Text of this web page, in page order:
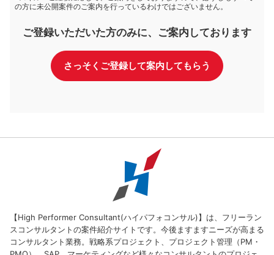
の方に未公開案件のご案内を行っているわけではございません。
ご登録いただいた方のみに、ご案内しております
さっそくご登録して案内してもらう
【High Performer Consultant(ハイパフォコンサル)】は、フリーラン
スコンサルタントの案件紹介サイトです。今後ますますニーズが高まる
コンサルタント業務。戦略系プロジェクト、プロジェクト管理（PM・